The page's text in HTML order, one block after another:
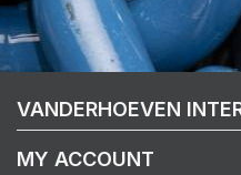
VANDERHOEVEN
MY ACCOUNT